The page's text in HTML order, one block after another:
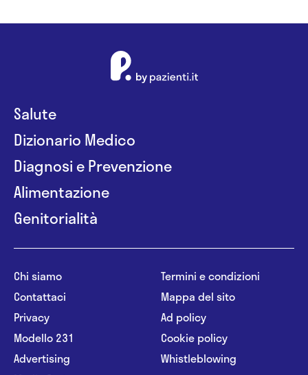
Salute
Dizionario Medico
Diagnosi e Prevenzione
Alimentazione
Genitorialità
Chi siamo
Contattaci
Privacy
Modello 231
Advertising
Termini e condizioni
Mappa del sito
Ad policy
Cookie policy
Whistleblowing